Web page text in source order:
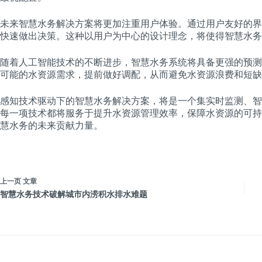
未来智慧水务解决方案将更加注重用户体验。通过用户友好的
快速做出决策。这种以用户为中心的设计理念，将使得智慧水
随着人工智能技术的不断进步，智慧水务系统将具备更强的预
可能的水资源需求，提前做好调配，从而避免水资源浪费和短
感知技术驱动下的智慧水务解决方案，将是一个集实时监测、
每一项技术都将服务于提升水资源管理效率，保障水资源的可
慧水务的未来贡献力量。
上一页 文章
智慧水务技术破解城市内涝积水排水难题